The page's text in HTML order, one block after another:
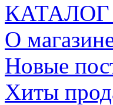
О
Новые
Хиты